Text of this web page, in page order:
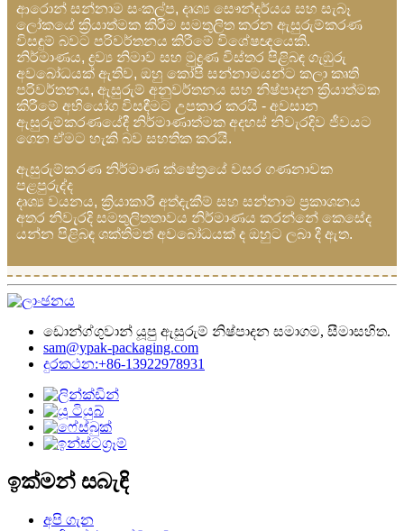
ආරොන් සන්නාම සංකල්ප, දෘශ්‍ය සෞන්දර්යය සහ සැබෑ
ලෝකයේ ක්‍රියාත්මක කිරීම සමතුලිත කරන ඇසුරුම්කරණ
විසඳුම් බවට පරිවර්තනය කිරීමේ විශේෂඥයෙකි.
නිර්මාණය, ද්‍රව්‍ය නිමාව සහ මුද්‍රණ විස්තර පිළිබඳ ගැඹුරු
අවබෝධයක් ඇතිව, ඔහු කෝපි සන්නාමයන්ට කලා කෘති
පරිවර්තනය, ඇසුරුම් අනුවර්තනය සහ නිෂ්පාදන ක්‍රියාත්මක
කිරීමේ අභියෝග විසඳීමට උපකාර කරයි - අවසාන
ඇසුරුම්කරණයේදී නිර්මාණාත්මක අදහස් නිවැරදිව ජීවයට
ගෙන ඒමට හැකි බව සහතික කරයි.
ඇසුරුම්කරණ නිර්මාණ ක්ෂේත්‍රයේ වසර ගණනාවක
පළපුරුද්ද
දෘශ්‍ය වයනය, ක්‍රියාකාරී අත්දැකීම් සහ සන්නාම ප්‍රකාශනය
අතර නිවැරදි සමතුලිතතාවය නිර්මාණය කරන්නේ කෙසේද
යන්න පිළිබඳ ශක්තිමත් අවබෝධයක් ද ඔහුට ලබා දී ඇත.
ඩොන්ග්ගුවාන් යූපු ඇසුරුම් නිෂ්පාදන සමාගම, සීමාසහිත.
sam@ypak-packaging.com
දුරකථන:+86-13922978931
ඉක්මන් සබැඳි
අපි ගැන